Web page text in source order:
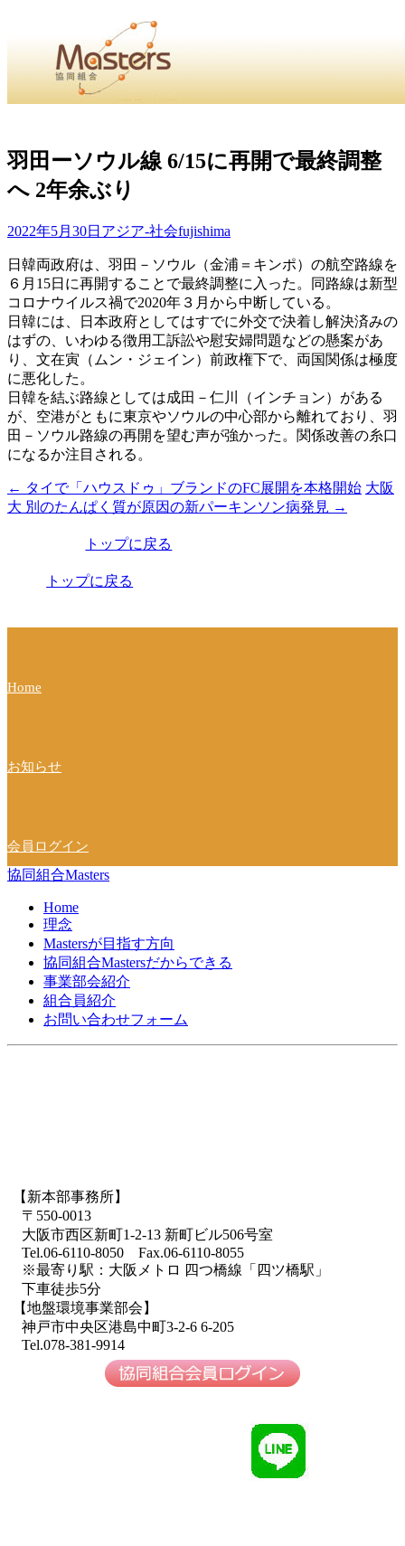
せ・
・Home・ ・理 念・ ・沿 革・ ・組織図・ ・会
協同組合Masters／
国土交通省・経済産業省・農林水産省・厚生労働省 認可
Masters組合員ログイン
羽田ーソウル線 6/15に再開で最終調整
へ 2年余ぶり
2022年5月30日 アジア-社会fujishima
日韓両政府は、羽田－ソウル（金浦＝キンポ）の航空路線を
６月15日に再開することで最終調整に入った。同路線は新型
コロナウイルス禍で2020年３月から中断している。
日韓には、日本政府としてはすでに外交で決着し解決済みの
はずの、いわゆる徴用工訴訟や慰安婦問題などの懸案があ
り、文在寅（ムン・ジェイン）前政権下で、両国関係は極度
に悪化した。
日韓を結ぶ路線としては成田－仁川（インチョン）がある
が、空港がともに東京やソウルの中心部から離れており、羽
田－ソウル路線の再開を望む声が強かった。関係改善の糸口
になるか注目される。
投
稿
ョ
← タイで「ハウスドゥ」ブランドのFC展開を本格開始 大阪
大 別のたんぱく質が原因の新パーキンソン病発見 →
トップに戻る
トップに戻る
Home
お知らせ
会員ログイン
協同組合Masters
Home
理念
Mastersが目指す方向
協同組合Mastersだからできる
事業部会紹介
組合員紹介
お問い合わせフォーム
【新本部事務所】
〒550-0013
大阪市西区新町1-2-13 新町ビル506号室
Tel.06-6110-8050 Fax.06-6110-8055
※最寄り駅：大阪メトロ 四つ橋線「四ツ橋駅」
下車徒歩5分
【地盤環境事業部会】
神戸市中央区港島中町3-2-6 6-205
Tel.078-381-9914